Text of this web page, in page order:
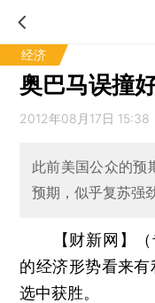
经济
奥巴马误撞
2012年08月17日 15:38
此前美国公众的预
预期，似乎复苏强
【财新网】
的经济形势看来
选中获胜。